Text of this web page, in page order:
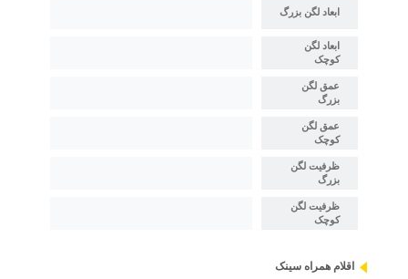
ابعاد لگن بزرگ
ابعاد لگن
کوچک
عمق لگن
بزرگ
عمق لگن
کوچک
ظرفیت لگن
بزرگ
ظرفیت لگن
کوچک
اقلام همراه سینک